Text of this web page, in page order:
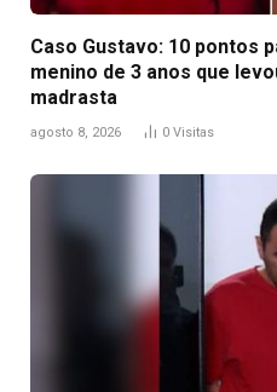
Caso Gustavo: 10 pontos
menino de 3 anos que
madrasta
agosto 8, 2026 0 Visitas